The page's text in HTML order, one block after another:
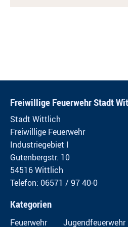
Freiwillige Feuerwehr Stadt
Stadt Wittlich
Freiwillige Feuerwehr
Industriegebiet I
Gutenbergstr. 10
54516 Wittlich
Telefon: 06571 / 97 40-0
Kategorien
Feuerwehr Jugendfeuerwehr